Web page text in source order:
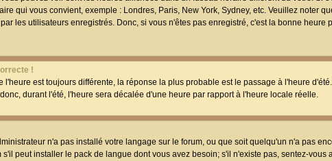
qui vous convient, exemple : Londres, Paris, New York, Sydney, etc. Veuillez noter
les utilisateurs enregistrés. Donc, si vous n'êtes pas enregistré, c'est la bonne heure
!
est toujours différente, la réponse la plus probable est le passage à l'heure
durant l'été, l'heure sera décalée d'une heure par rapport à l'heure locale réelle.
n'a pas installé votre langage sur le forum, ou que soit quelqu'un n'a pas
peut installer le pack de langue dont vous avez besoin; s'il n'existe pas, sentez-vous